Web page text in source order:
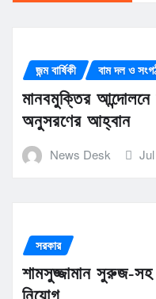
জন্ম বার্ষিকী বাম দল ও
মানবমুক্তির আন্দোলনে
অনুসরণের আহ্বান
News Desk
সরকার
শামসুজ্জামান সুরুজ-